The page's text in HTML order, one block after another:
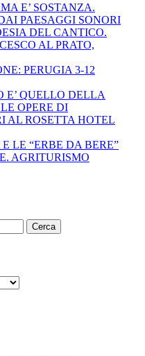
E’ SOSTANZA.
PAESAGGI SONORI
DEL CANTICO.
AL PRATO,
PERUGIA 3-12
E’ QUELLO DELLA
OPERE DI
AL ROSETTA HOTEL
LE “ERBE DA BERE”
AGRITURISMO